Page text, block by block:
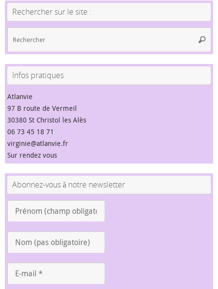
Rechercher sur le site :
:
Infos pratiques
Atlanvie
97 B route de Vermeil
30380 St Christol les Alès
06 73 45 18 71
virginie@atlanvie.fr
Sur rendez vous
Abonnez-vous à notre newsletter
(champ
(pas
mail